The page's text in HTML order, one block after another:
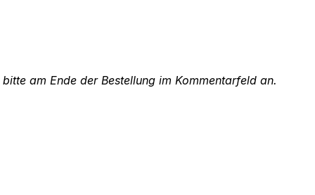
am Ende der Bestellung im Kommentarfeld an.